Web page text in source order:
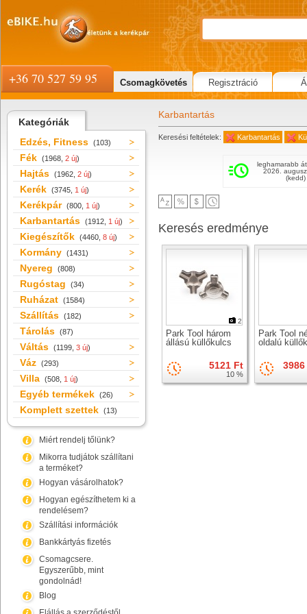
Kategóriák
Edzés, Fitness (103)
Fék (1968, 2 új)
Hajtás (1962, 2 új)
Kerék (3745, 1 új)
Kerékpár (800, 1 új)
Karbantartás (1912, 1 új)
Kiegészítők (4460, 8 új)
Kormány (1431)
Nyereg (808)
Rugóstag (34)
Ruházat (1584)
Szállítás (182)
Tárolás (87)
Váltás (1199, 3 új)
Váz (293)
Villa (508, 1 új)
Egyéb termékek (26)
Komplett szettek (13)
Miért rendelj tőlünk?
Mikorra tudjátok szállítani
a terméket?
Hogyan vásárolhatok?
Hogyan egészíthetem ki a
rendelésem?
Szállítási információk
Bankkártyás fizetés
Csomagcsere.
Egyszerűbb, mint
gondolnád!
Blog
Karbantartás
Keresési feltételek: Karbantartás
leghamarabb
2026.
(kedd)
Keresés eredménye
2
Park Tool három
állású küllőkulcs
5121 Ft
10 %
Park Tool
oldalú
+36 70 527 59 95 Csomagkövetés Regisztráció